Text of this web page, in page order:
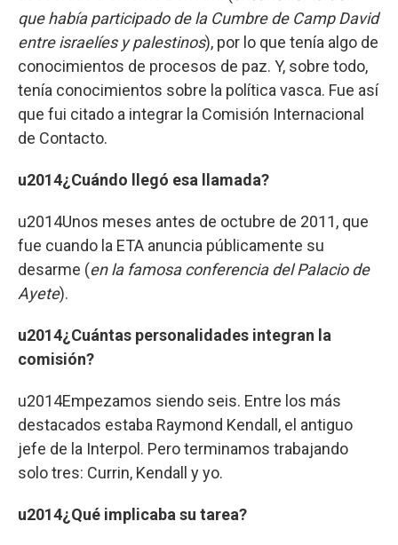
que había participado de la Cumbre de Camp David
entre israelíes y palestinos), por lo que tenía algo de
conocimientos de procesos de paz. Y, sobre todo,
tenía conocimientos sobre la política vasca. Fue así
que fui citado a integrar la Comisión Internacional
de Contacto.
u2014¿Cuándo llegó esa llamada?
u2014Unos meses antes de octubre de 2011, que
fue cuando la ETA anuncia públicamente su
desarme (en la famosa conferencia del Palacio de
Ayete).
u2014¿Cuántas personalidades integran la
comisión?
u2014Empezamos siendo seis. Entre los más
destacados estaba Raymond Kendall, el antiguo
jefe de la Interpol. Pero terminamos trabajando
solo tres: Currin, Kendall y yo.
u2014¿Qué implicaba su tarea?